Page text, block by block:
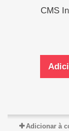
CMS
Adicionar à